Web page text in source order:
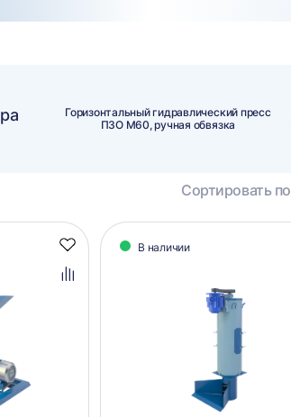
Горизонтальный гидравлический пресс
ПЗО М60, ручная обвязка
Сортировать
Добавить
Добавить
В наличии